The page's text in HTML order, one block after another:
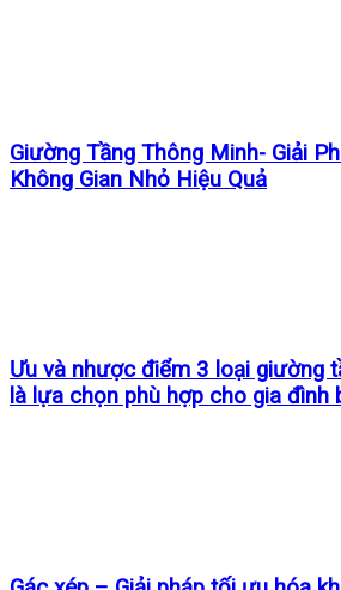
Giường Tầng Thông Minh- Giải
Không Gian Nhỏ Hiệu Quả
Ưu và nhược điểm 3 loại giường
là lựa chọn phù hợp cho gia đình